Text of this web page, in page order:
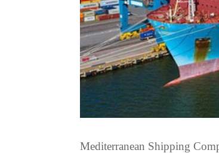
Mediterranean Shipping